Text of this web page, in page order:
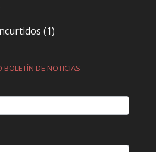
(1)
BOLETÍN DE NOTICIAS